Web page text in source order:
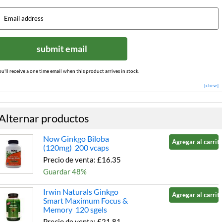
submit email
receive a one time email when this product arrives in stock.
[close]
productos
Now Ginkgo Biloba
(120mg) 200 vcaps
Precio de venta: £16.35
Guardar 48%
Agregar al
Irwin Naturals Ginkgo
Smart Maximum Focus &
Memory 120 sgels
Agregar al